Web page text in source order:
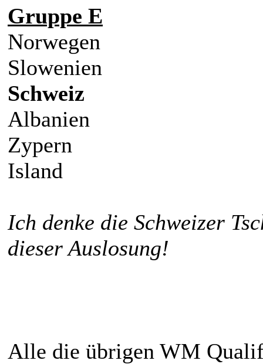
Gruppe E
Norwegen
Slowenien
Schweiz
Albanien
Zypern
Island
Ich denke die Schweizer
dieser Auslosung!
Alle die übrigen WM